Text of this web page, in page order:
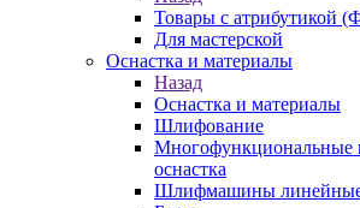
Товары с атрибутикой
Для мастерской
Оснастка и материалы
Назад
Оснастка и материалы
Шлифование
Многофункциональные
оснастка
Шлифмашины линейные: